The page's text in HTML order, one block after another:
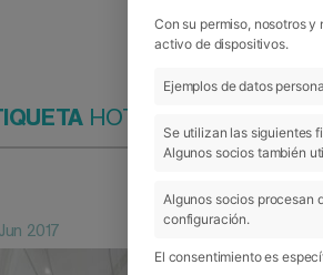
HOTEL PAMPLONA
2017
Con su permiso, nosotros
activo de dispositivos.
Ejemplos de datos
Se utilizan las siguientes
Algunos socios también
Algunos socios procesan
configuración.
El consentimiento es